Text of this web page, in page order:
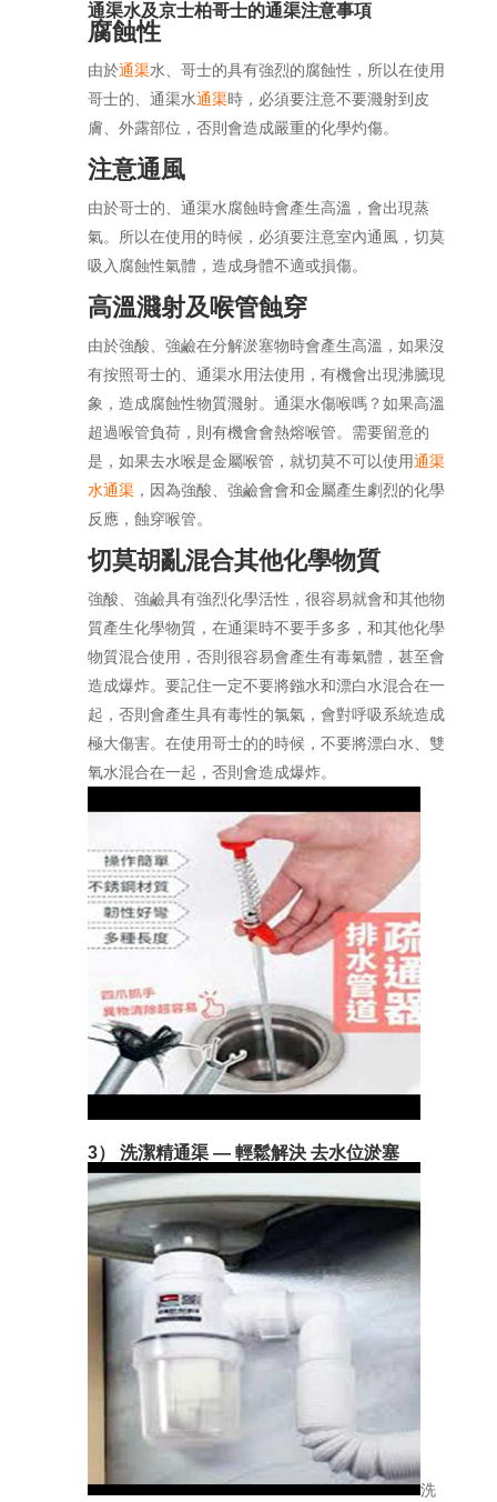
通渠水及京士柏哥士的通渠注意事項
腐蝕性
由於通渠水、哥士的具有強烈的腐蝕性，所以在使用
哥士的、通渠水通渠時，必須要注意不要濺射到皮
膚、外露部位，否則會造成嚴重的化學灼傷。
注意通風
由於哥士的、通渠水腐蝕時會產生高溫，會出現蒸
氣。所以在使用的時候，必須要注意室內通風，切莫
吸入腐蝕性氣體，造成身體不適或損傷。
高溫濺射及喉管蝕穿
由於強酸、強鹼在分解淤塞物時會產生高溫，如果沒
有按照哥士的、通渠水用法使用，有機會出現沸騰現
象，造成腐蝕性物質濺射。通渠水傷喉嗎？如果高溫
超過喉管負荷，則有機會會熱熔喉管。需要留意的
是，如果去水喉是金屬喉管，就切莫不可以使用通渠
水通渠，因為強酸、強鹼會會和金屬產生劇烈的化學
反應，蝕穿喉管。
切莫胡亂混合其他化學物質
強酸、強鹼具有強烈化學活性，很容易就會和其他物
質產生化學物質，在通渠時不要手多多，和其他化學
物質混合使用，否則很容易會產生有毒氣體，甚至會
造成爆炸。要記住一定不要將鏹水和漂白水混合在一
起，否則會產生具有毒性的氯氣，會對呼吸系統造成
極大傷害。在使用哥士的的時候，不要將漂白水、雙
氧水混合在一起，否則會造成爆炸。
3） 洗潔精通渠 — 輕鬆解決 去水位淤塞
洗